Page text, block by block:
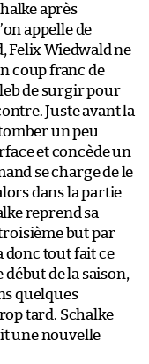
après
appelle de
Felix Wiedwald ne
coup franc de
de surgir pour
Juste avant la
un peu
et concède un
se charge de le
dans la partie
reprend sa
but par
donc tout fait ce
début de la saison,
quelques
tard. Schalke
une nouvelle